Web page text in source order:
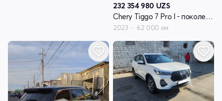
232 354 980 UZS
Chery Tiggo 7 Pro I - поколение
2023 62 000 км